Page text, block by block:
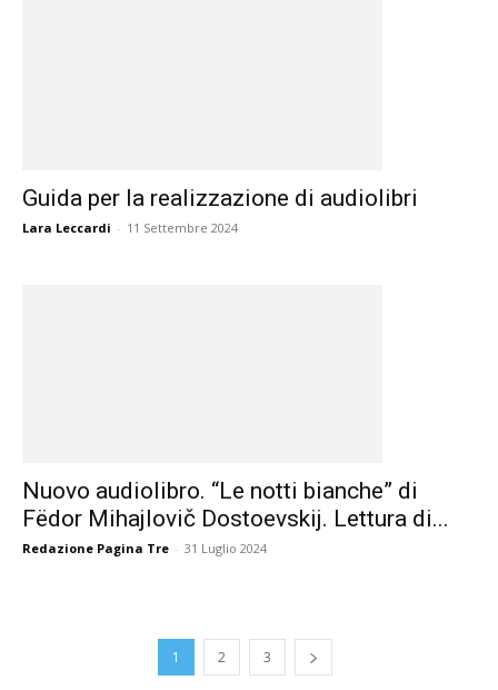
Guida per la realizzazione di audiolibri
Lara Leccardi - 11 Settembre 2024
Nuovo audiolibro. “Le notti bianche” di
Fëdor Mihajlovič Dostoevskij. Lettura di...
Redazione Pagina Tre - 31 Luglio 2024
1 2 3